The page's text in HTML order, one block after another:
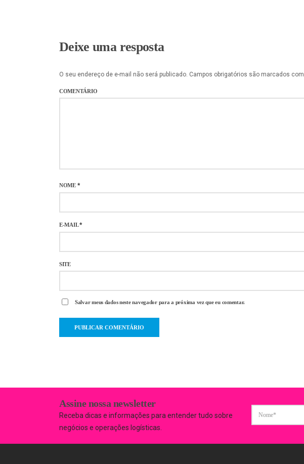
Deixe uma resposta
O seu endereço de e-mail não será publicado. Campos obrigatórios são marcados com
COMENTÁRIO
NOME *
E-MAIL*
SITE
Salvar meus dados neste navegador para a próxima vez que eu comentar.
Assine nossa newsletter
Receba dicas e informações para entender tudo sobre
negócios e operações logísticas.